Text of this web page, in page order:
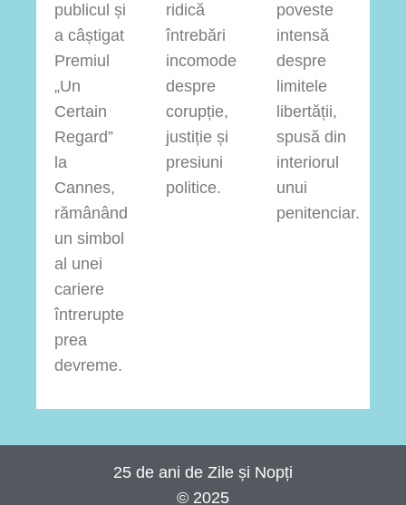
publicul și
a câștigat
Premiul
„Un
Certain
Regard”
la
Cannes,
rămânând
un simbol
al unei
cariere
întrerupte
prea
devreme.
ridică
întrebări
incomode
despre
corupție,
justiție și
presiuni
politice.
poveste
intensă
despre
limitele
libertății,
spusă din
interiorul
unui
penitenciar.
25 de ani de Zile și Nopți
© 2025